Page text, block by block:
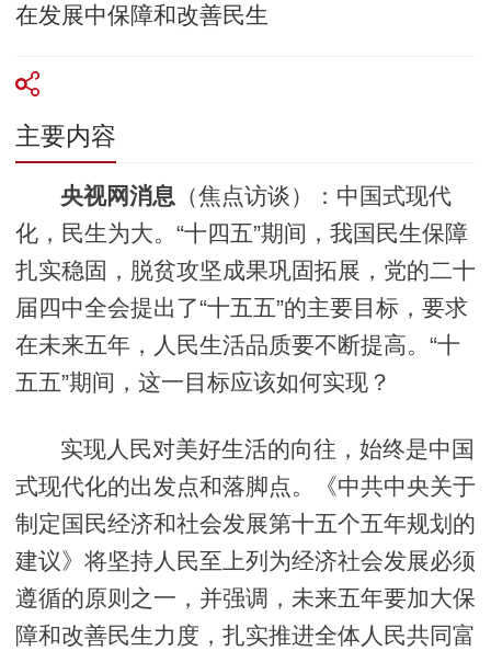
在发展中保障和改善民生
主要内容
央视网消息 （焦点访谈）：中国式现代
化，民生为大。“十四五”期间，我国民生保障
扎实稳固，脱贫攻坚成果巩固拓展，党的二十
届四中全会提出了“十五五”的主要目标，要求
在未来五年，人民生活品质要不断提高。“十
五五”期间，这一目标应该如何实现？
实现人民对美好生活的向往，始终是中国
式现代化的出发点和落脚点。《中共中央关于
制定国民经济和社会发展第十五个五年规划的
建议》将坚持人民至上列为经济社会发展必须
遵循的原则之一，并强调，未来五年要加大保
障和改善民生力度，扎实推进全体人民共同富